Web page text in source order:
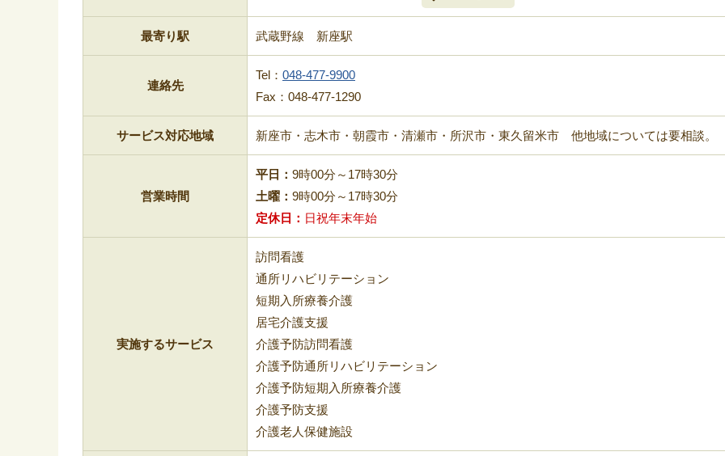
最寄り駅 武蔵野線 新座駅
連絡先
Tel： 048-477-9900
Fax：048-477-1290
サービス対応地域 新座市・志木市・朝霞市・清瀬市・所沢市・東久留米市 他地域については要相談。
営業時間
平日
9時00分～17時30分
土曜
9時00分～17時30分
定休日
日祝年末年始
実施するサービス
訪問看護
通所リハビリテーション
短期入所療養介護
居宅介護支援
介護予防訪問看護
介護予防通所リハビリテーション
介護予防短期入所療養介護
介護予防支援
介護老人保健施設